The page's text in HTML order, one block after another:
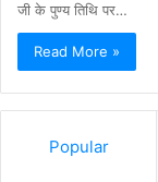
जी के पुण्य तिथि पर…
Read More »
Popular